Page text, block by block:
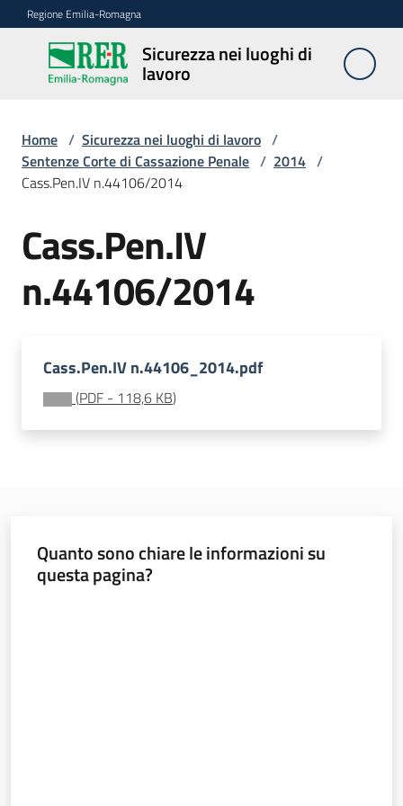
Vai al contenuto
Vai alla navigazione
Vai al footer
Regione Emilia-Romagna
Sicurezza nei luoghi di
lavoro
Sicurezza
nei
lavoro
Sicurezza
costruzioni
Coordinamento
prevenzione
vigilanza
sicurezza
Home / Sicurezza nei luoghi di lavoro /
Sentenze Corte di Cassazione Penale / 2014 /
Cass.Pen.IV n.44106/2014
Cass.Pen.IV
n.44106/2014
Cass.Pen.IV n.44106_2014.pdf
(PDF - 118,6 KB)
Quanto sono chiare le informazioni su
questa pagina?